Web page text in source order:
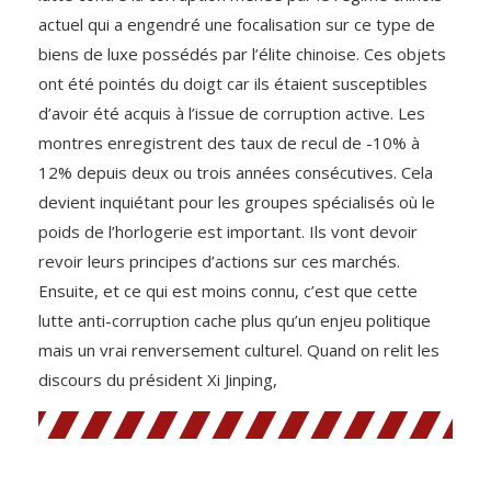
actuel qui a engendré une focalisation sur ce type de
biens de luxe possédés par l’élite chinoise. Ces objets
ont été pointés du doigt car ils étaient susceptibles
d’avoir été acquis à l’issue de corruption active. Les
montres enregistrent des taux de recul de -10% à
12% depuis deux ou trois années consécutives. Cela
devient inquiétant pour les groupes spécialisés où le
poids de l’horlogerie est important. Ils vont devoir
revoir leurs principes d’actions sur ces marchés.
Ensuite, et ce qui est moins connu, c’est que cette
lutte anti-corruption cache plus qu’un enjeu politique
mais un vrai renversement culturel. Quand on relit les
discours du président Xi Jinping,